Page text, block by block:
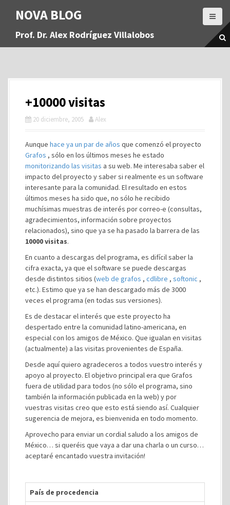
a
NOVA BLOG
Prof. Dr. Alex Rodríguez Villalobos
+10000 visitas
20 diciembre, 2005 Alex
Aunque hace ya un par de años que comenzó el proyecto
Grafos , sólo en los últimos meses he estado
monitorizando las visitas a su web. Me interesaba saber el
impacto del proyecto y saber si realmente es un software
interesante para la comunidad. El resultado en estos
últimos meses ha sido que, no sólo he recibido
muchísimas muestras de interés por correo-e (consultas,
agradecimientos, información sobre proyectos
relacionados), sino que ya se ha pasado la barrera de las
10000 visitas.
En cuanto a descargas del programa, es difícil saber la
cifra exacta, ya que el software se puede descargas
desde distintos sitios (web de grafos , cdlibre , softonic ,
etc.). Estimo que ya se han descargado más de 3000
veces el programa (en todas sus versiones).
Es de destacar el interés que este proyecto ha
despertado entre la comunidad latino-americana, en
especial con los amigos de México. Que igualan en visitas
(actualmente) a las visitas provenientes de España.
Desde aquí quiero agradeceros a todos vuestro interés y
apoyo al proyecto. El objetivo principal era que Grafos
fuera de utilidad para todos (no sólo el programa, sino
también la información publicada en la web) y por
vuestras visitas creo que esto está siendo así. Cualquier
sugerencia de mejora, es bienvenida en todo momento.
Aprovecho para enviar un cordial saludo a los amigos de
México… si queréis que vaya a dar una charla o un curso…
aceptaré encantado vuestra invitación!
País de procedencia